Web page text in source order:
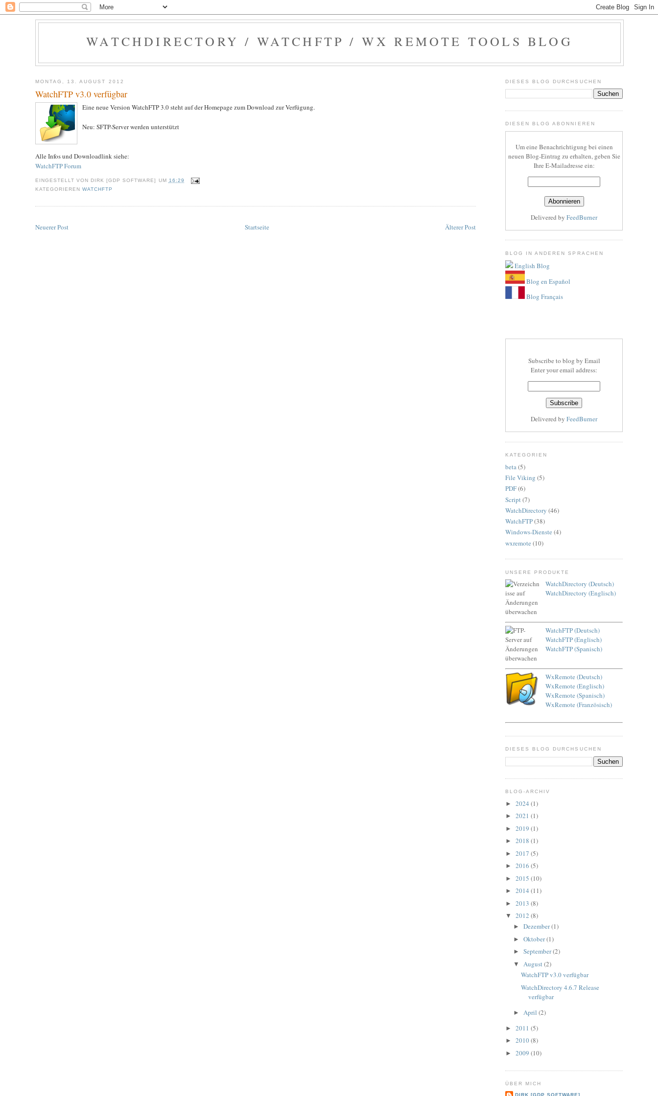
WATCHDIRECTORY / WATCHFTP / WX REMOTE TOOLS BLOG
MONTAG, 13. AUGUST 2012
WatchFTP v3.0 verfügbar
Eine neue Version WatchFTP 3.0 steht auf der Homepage zum Download zur Verfügung.
Neu: SFTP-Server werden unterstützt
Alle Infos und Downloadlink siehe:
WatchFTP Forum
EINGESTELLT VON DIRK [GDP SOFTWARE] UM 16:29
KATEGORIERENWATCHFTP
Neuerer Post Älterer Post
Startseite
DIESES BLOG DURCHSUCHEN
DIESEN BLOG ABONNIEREN
Um eine Benachrichtigung bei einen
neuen Blog-Eintrag zu erhalten, geben Sie
Ihre E-Mailadresse ein:
Delivered by FeedBurner
BLOG IN ANDEREN SPRACHEN
English Blog
Blog en Español
Blog Français
Subscribe to blog by Email
Enter your email address:
Delivered by FeedBurner
KATEGORIEN
beta(5)
File Viking (5)
PDF(6)
Script(7)
WatchDirectory (46)
WatchFTP(38)
Windows-Dienste (4)
wxremote (10)
UNSERE PRODUKTE
WatchDirectory (Deutsch)
WatchDirectory (Englisch)
WatchFTP (Deutsch)
WatchFTP (Englisch)
WatchFTP (Spanisch)
WxRemote (Deutsch)
WxRemote (Englisch)
WxRemote (Spanisch)
WxRemote (Französisch)
DIESES BLOG DURCHSUCHEN
BLOG-ARCHIV
► 2024 (1)
► 2021 (1)
► 2019 (1)
► 2018 (1)
► 2017 (5)
► 2016 (5)
► 2015 (10)
► 2014 (11)
► 2013 (8)
▼ 2012 (8)
► Dezember(1)
► Oktober(1)
► September(2)
▼ August(2)
WatchFTP v3.0 verfügbar
WatchDirectory 4.6.7 Release
verfügbar
► April (2)
► 2011 (5)
► 2010(8)
► 2009 (10)
ÜBER MICH
DIRK [GDP SOFTWARE]